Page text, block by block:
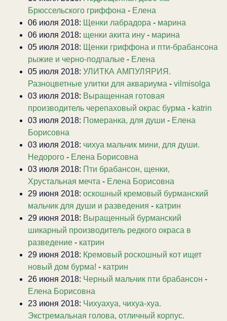
Брюссельского гриффона - Елена
06 июля 2018: Щенки лабрадора - марина
06 июля 2018: щенки акита ину - марина
05 июля 2018: Щенки гриффона и пти-брабансона
рыжие и черно-подпалые - Елена
05 июля 2018: УЛИТКА АМПУЛЯРИЯ.
Разноцветные улитки для аквариума - vilmisolga
03 июля 2018: Выращенная готовая
производитель черепаховый окрас бурма - katrin
03 июля 2018: Померанка, для души - Елена
Борисовна
03 июля 2018: чихуа мальчик мини, для души.
Недорого - Елена Борисовна
03 июля 2018: Пти брабансон, щенки,
Хрустальная мечта - Елена Борисовна
29 июня 2018: оскошный кремовый бурманский
мальчик для души и разведения - катрин
29 июня 2018: Выращенный бурманский
шикарный производитель редкого окраса в
разведение - катрин
29 июня 2018: Кремовый роскошный кот ищет
новый дом бурма! - катрин
26 июня 2018: Черный мальчик пти брабансон -
Елена Борисовна
23 июня 2018: Чихуахуа, чихуа-хуа.
Экстремальная голова, отличный корпус.